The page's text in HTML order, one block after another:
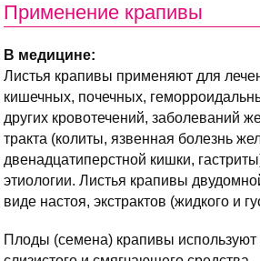
Применение крапивы
В медицине:
Листья крапивы применяют для
кишечных, почечных,
других кровотечений, заболеваний
тракта (колиты, язвенная болезнь
двенадцатиперстной кишки,
этиологии. Листья крапивы
виде настоя, экстрактов (жидкого и
Плоды (семена) крапивы используют